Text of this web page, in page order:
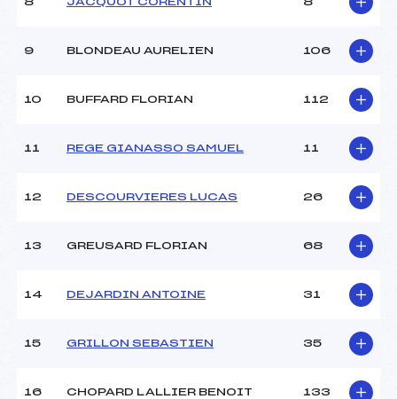
8 JACQUOT CORENTIN 8
9 BLONDEAU AURELIEN 106
10 BUFFARD FLORIAN 112
11 REGE GIANASSO SAMUEL 11
12 DESCOURVIERES LUCAS 26
13 GREUSARD FLORIAN 68
14 DEJARDIN ANTOINE 31
15 GRILLON SEBASTIEN 35
16 CHOPARD LALLIER BENOIT 133